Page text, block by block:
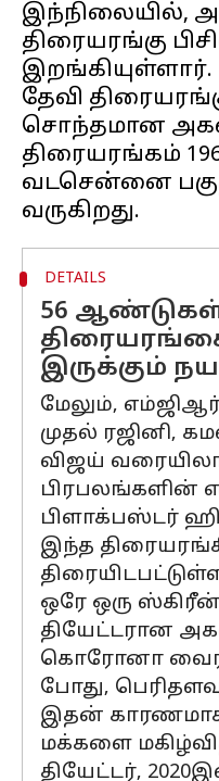
இந்நிலையில்,
திரையரங்கு
இறங்கியுள்ளார்.
தேவி
சொந்தமான
திரையரங்கம்
வடசென்னை
DETAILS
56
திரையரங்கை
இருக்கும்
மேலும்,
முதல் ரஜினி,
விஜய்
பிளாக்பஸ்டர்
இந்த
ஒரே ஒரு
தியேட்டரான
கொரோனா
போது,
இதன்
மக்களை
தியேட்டர்,